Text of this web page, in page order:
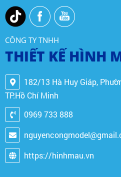
CÔNG TY TNHH
THIẾT KẾ HÌNH
182/13 Hà Huy Giáp,
TP.Hồ Chí Minh
0969 733 888
https://hinhmau.vn